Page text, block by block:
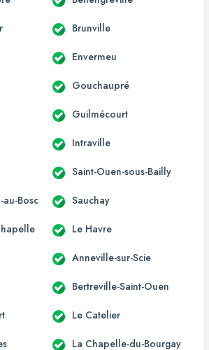
Brunville
Envermeu
Gouchaupré
Guilmécourt
Intraville
Saint-Ouen-sous-Bailly
Bosc Sauchay
Le Havre
Anneville-sur-Scie
Bertreville-Saint-Ouen
Le Catelier
La Chapelle-du-Bourgay